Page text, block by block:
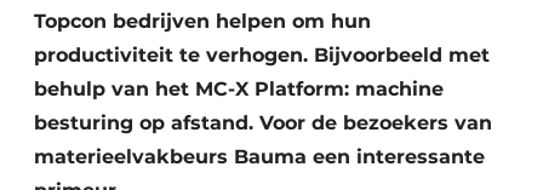
Topcon bedrijven helpen om hun
productiviteit te verhogen. Bijvoorbeeld met
behulp van het MC-X Platform: machine
besturing op afstand. Voor de bezoekers van
materieelvakbeurs Bauma een interessante